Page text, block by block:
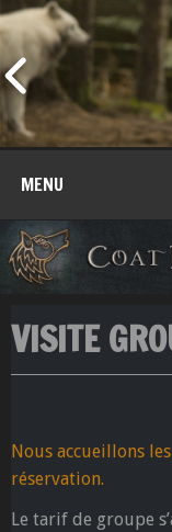
MENU
VISITE
Nous accueillons
réservation.
Le tarif de groupe